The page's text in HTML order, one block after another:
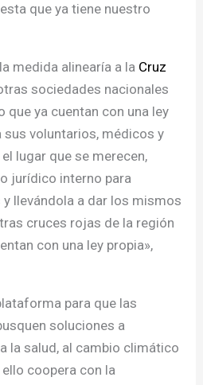
que ya tiene nuestro
medida alinearía a la Cruz
sociedades nacionales
que ya cuentan con una ley
sus voluntarios, médicos y
lugar que se merecen,
jurídico interno para
llevándola a dar los mismos
cruces rojas de la región
con una ley propia»,
para que las
soluciones a
la salud, al cambio climático
coopera con la